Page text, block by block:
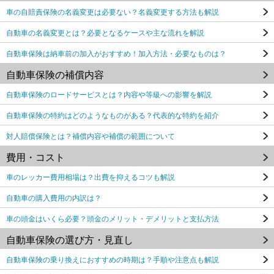
車の自賠責保険の名義変更は必要ない？名義変更する方法も解説
自動車の名義変更とは？必要となるケースや主な流れを解説
自動車保険は納車前の加入がおすすめ！加入方法・必要なものは？
自動車保険の補償内容
自動車保険のロードサービスとは？内容や等級への影響を解説
自動車保険の特約はどのようなものがある？代表的な特約を紹介
対人賠償保険とは？補償内容や補償の範囲について
費用・コスト
車のレッカー費用相場は？出費を抑えるコツも解説
自動車の購入費用の内訳は？
車の頭金はいくら必要？頭金のメリット・デメリットと支払方法
自動車保険の選び方・見直し
自動車保険の乗り換えにおすすめの時期は？手順や注意点も解説